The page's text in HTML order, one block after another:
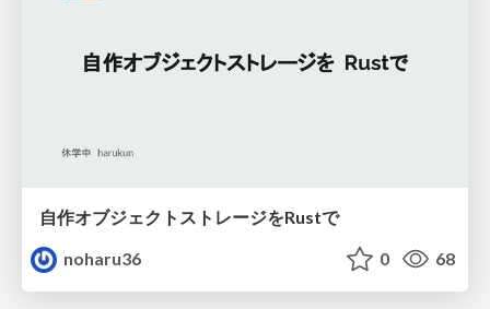
自作オブジェクトストレージをRustで
noharu36
0 68